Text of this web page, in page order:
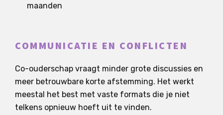
maanden
COMMUNICATIE EN CONFLICTEN
Co-ouderschap vraagt minder grote discussies en
meer betrouwbare korte afstemming. Het werkt
meestal het best met vaste formats die je niet
telkens opnieuw hoeft uit te vinden.